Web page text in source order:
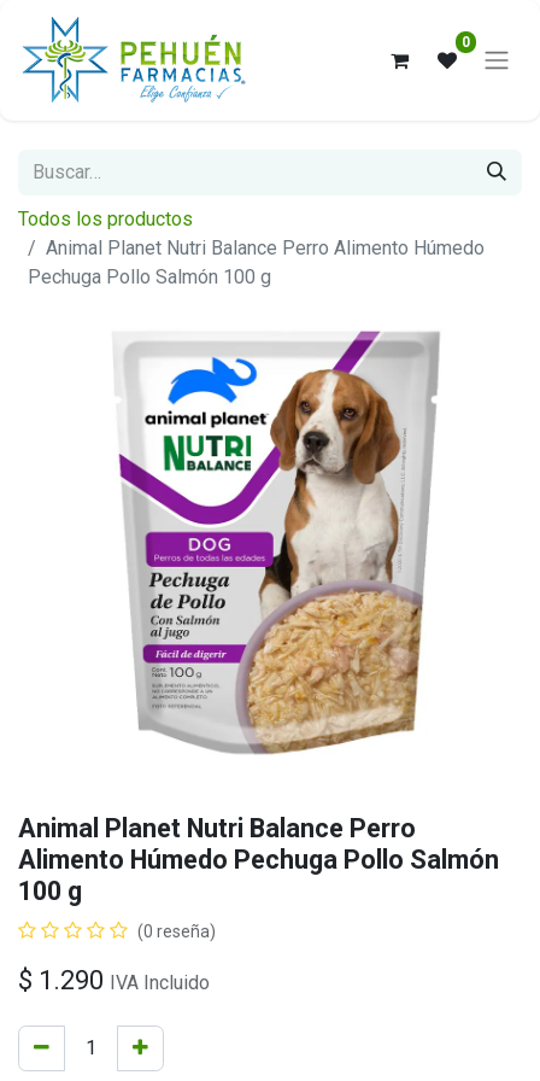
0
Todos los productos
Animal Planet Nutri Balance Perro Alimento Húmedo
Pechuga Pollo Salmón 100 g
Animal Planet Nutri Balance Perro
Alimento Húmedo Pechuga Pollo Salmón
100 g
(0 reseña)
$ 1.290 IVA Incluido